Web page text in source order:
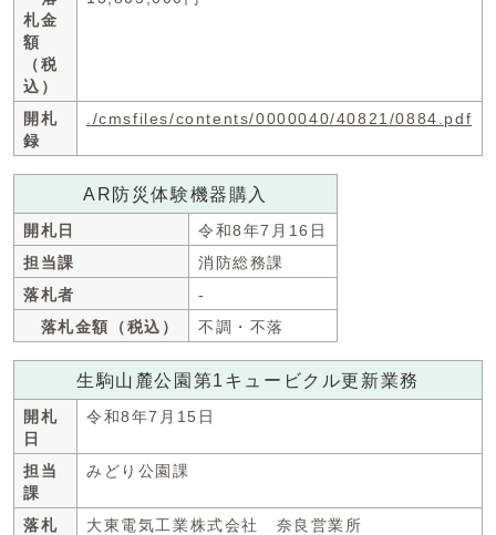
札金
額
（税
込）
開札
録
./cmsfiles/contents/0000040/40821/0884.pdf
AR防災体験機器購入
開札日
令和8年7月16日
担当課
消防総務課
落札者
-
落札金額（税込）
不調・不落
生駒山麓公園第1キュービクル更新業務
開札
日
令和8年7月15日
担当
課
みどり公園課
落札
大東電気工業株式会社 奈良営業所